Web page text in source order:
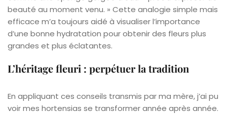
beauté au moment venu. » Cette analogie simple mais
efficace m’a toujours aidé à visualiser l’importance
d’une bonne hydratation pour obtenir des fleurs plus
grandes et plus éclatantes.
L’héritage fleuri : perpétuer la tradition
En appliquant ces conseils transmis par ma mère, j’ai pu
voir mes hortensias se transformer année après année.